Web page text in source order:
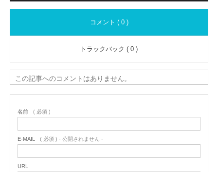
コメント ( 0 )
トラックバック ( 0 )
この記事へのコメントはありません。
名前 ( 必須 )
E-MAIL ( 必須 ) - 公開されません -
URL